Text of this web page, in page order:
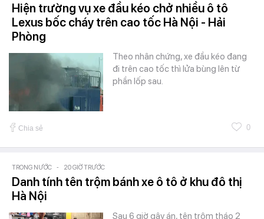
Hiện trường vụ xe đầu kéo chở nhiều ô tô
Lexus bốc cháy trên cao tốc Hà Nội - Hải
Phòng
Theo nhân chứng, xe đầu kéo đang
đi trên cao tốc thì lửa bùng lên từ
phần lốp sau.
Chia sẻ 0
TRONG NƯỚC - 20 GIỜ TRƯỚC
Danh tính tên trộm bánh xe ô tô ở khu đô thị
Hà Nội
Sau 6 giờ gây án, tên trộm tháo 2